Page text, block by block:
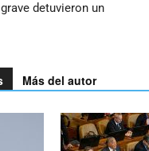
detuvieron un
Más del autor